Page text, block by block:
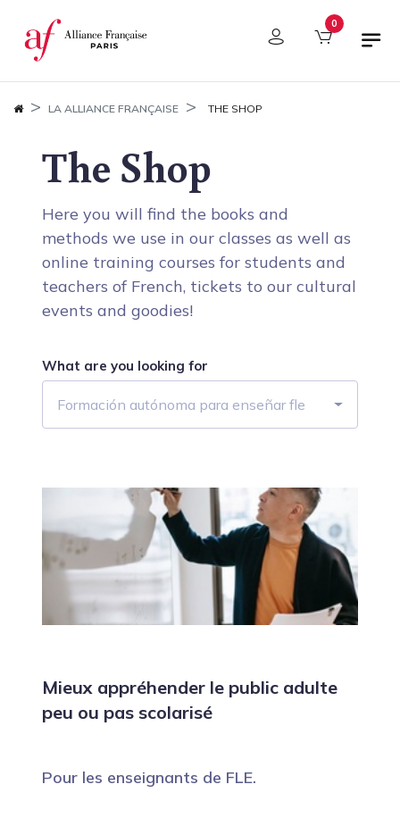
Panel de gestión de cookies 0
LA ALLIANCE FRANÇAISE THE SHOP
The Shop
Here you will find the books and
methods we use in our classes as well as
online training courses for students and
teachers of French, tickets to our cultural
events and goodies!
What are you looking for
Formación autónoma para enseñar fle
Mieux appréhender le public adulte
peu ou pas scolarisé
Pour les enseignants de FLE.